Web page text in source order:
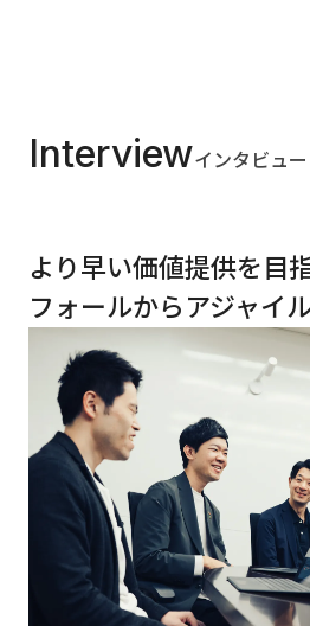
Interviewインタビュー
より早い価値提供を目
フォールからアジャイ